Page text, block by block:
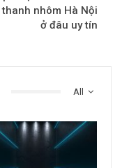
thanh nhôm Hà Nội
ở đâu uy tín
All